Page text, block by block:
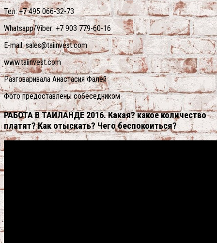
Тел: +7 495 066-32-73
Whatsapp/Viber: +7 903 779-60-16
E-mail: sales@taiinvest.com
www.taiinvest.com
Разговаривала Анастасия Фалей
Фото предоставлены собеседником
РАБОТА В ТАИЛАНДЕ 2016. Какая? какое количество
платят? Как отыскать? Чего беспокоиться?